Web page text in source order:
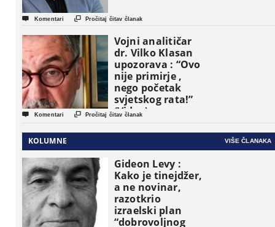
 Komentari  Pročitaj čitav članak
Vojni analitičar
dr. Vilko Klasan
upozorava : “Ovo
nije primirje ,
nego početak
svjetskog rata!”
(Video)
 Komentari  Pročitaj čitav članak
KOLUMNE VIŠE ČLANAKA
Gideon Levy :
Kako je tinejdžer,
a ne novinar,
razotkrio
izraelski plan
“dobrovoljnog